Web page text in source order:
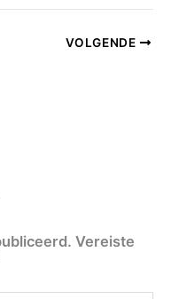
VOLGENDE
Vereiste